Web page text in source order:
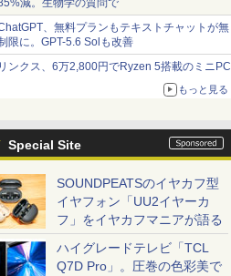
減。生物学の質問で
、無料プランもテキストチャットが無
限に。GPT-5.6 Solも改善
ンクス、6万2,800円でRyzen 5搭載のミニPC
もっと見る
Special Site
SOUNDPEATSのイヤカフ型
イヤフォン「UU2イヤーカ
フ」をイヤカフマニアが語る
ハイグレードテレビ「TCL
Q7D Pro」。圧巻の色彩美で